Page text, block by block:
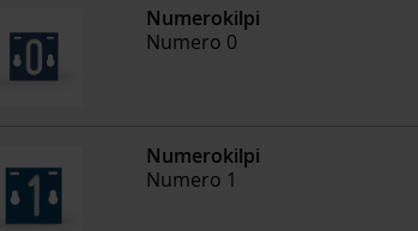
Numerokilpi
Numero 0
Numerokilpi
Numero 1